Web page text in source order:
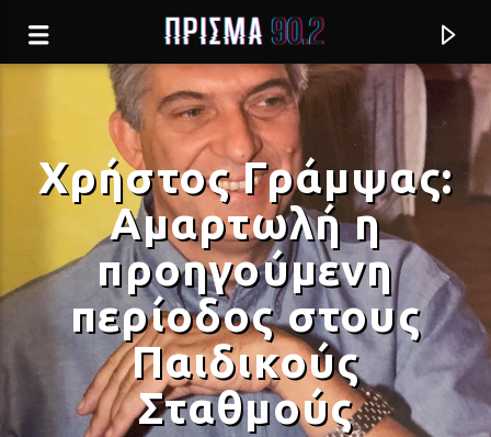
Current track
Χρήστος Γράμψας:
Αμαρτωλή η
προηγούμενη
περίοδος στους
Παιδικούς
Σταθμούς